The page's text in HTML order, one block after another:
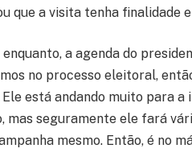
que a visita tenha finalidade
enquanto, a agenda do
no processo eleitoral,
está andando muito para a
mas seguramente ele fará
mesmo. Então, é no